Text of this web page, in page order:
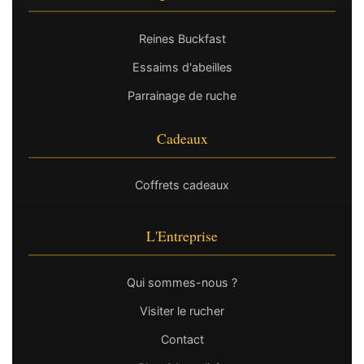
Reines Buckfast
Essaims d'abeilles
Parrainage de ruche
Cadeaux
Coffrets cadeaux
L'Entreprise
Qui sommes-nous ?
Visiter le rucher
Contact